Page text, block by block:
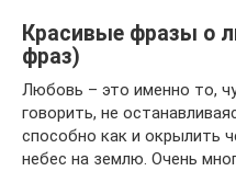
Красивые фразы о
фраз)
Любовь – это именно то,
говорить, не
способно как и окрылить
небес на землю. Очень